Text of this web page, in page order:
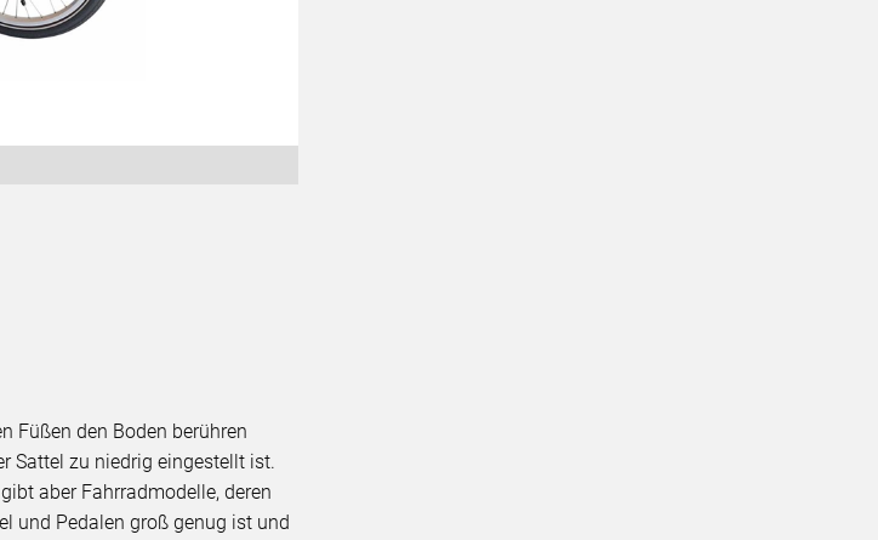
Füßen den Boden berühren
Sattel zu niedrig eingestellt ist.
aber Fahrradmodelle, deren
und Pedalen groß genug ist und